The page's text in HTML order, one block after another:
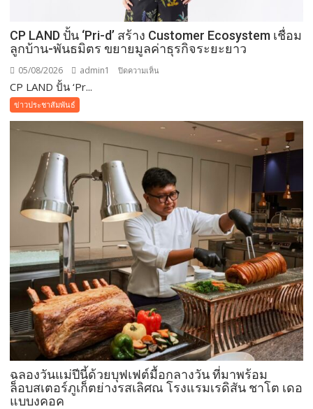
CP LAND ปั้น ‘Pri-d’ สร้าง Customer Ecosystem เชื่อม
ลูกบ้าน-พันธมิตร ขยายมูลค่าธุรกิจระยะยาว
05/08/2026 admin1 ปิดความเห็น
‘Pri-
Customer
Ecosystem
เชื่อม
ลูก
พันธมิตร
ขยาย
มูลค่า
ธุรกิจ
ระยะ
ยาว
CP LAND ปั้น ‘Pr...
ข่าวประชาสัมพันธ์
ฉลองวันแม่ปีนี้ด้วยบุฟเฟต์มื้อกลางวัน ที่มาพร้อม
ล็อบสเตอร์ภูเก็ตย่างรสเลิศณ โรงแรมเรดิสัน ชาโต เดอ
แบบงคอค